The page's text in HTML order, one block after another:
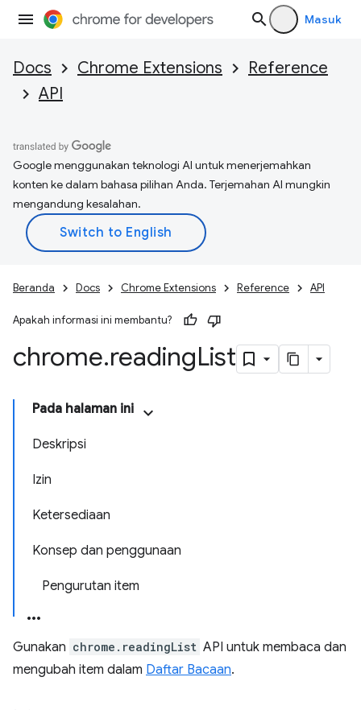
Masuk
Docs Chrome Extensions
Reference
API
Google menggunakan teknologi AI untuk menerjemahkan
konten ke dalam bahasa pilihan Anda. Terjemahan AI mungkin
mengandung kesalahan.
Beranda Docs Chrome Extensions Reference API
Apakah informasi ini membantu?
chrome.readingList
Pada halaman ini
Deskripsi
Izin
Ketersediaan
Konsep dan penggunaan
Pengurutan item
Gunakan chrome.readingList API untuk membaca dan
mengubah item dalam Daftar Bacaan.